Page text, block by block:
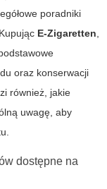
poradniki
E-Zigaretten
oraz konserwacji
również, jakie
uwagę, aby
dostępne na